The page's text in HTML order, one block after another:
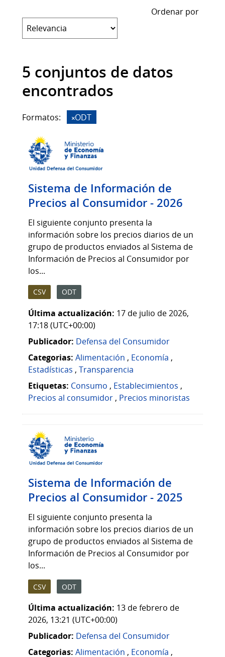
Ordenar por
5 conjuntos de datos
encontrados
Formatos: ODT
Sistema de Información de
Precios al Consumidor - 2026
El siguiente conjunto presenta la
información sobre los precios diarios de un
grupo de productos enviados al Sistema de
Información de Precios al Consumidor por
los...
CSV ODT
Última actualización: 17 de julio de 2026,
17:18 (UTC+00:00)
Publicador: Defensa del Consumidor
Categorias: Alimentación , Economía ,
Estadísticas , Transparencia
Etiquetas: Consumo , Establecimientos ,
Precios al consumidor , Precios minoristas
Sistema de Información de
Precios al Consumidor - 2025
El siguiente conjunto presenta la
información sobre los precios diarios de un
grupo de productos enviados al Sistema de
Información de Precios al Consumidor por
los...
CSV ODT
Última actualización: 13 de febrero de
2026, 13:21 (UTC+00:00)
Publicador: Defensa del Consumidor
Categorias: Alimentación , Economía ,